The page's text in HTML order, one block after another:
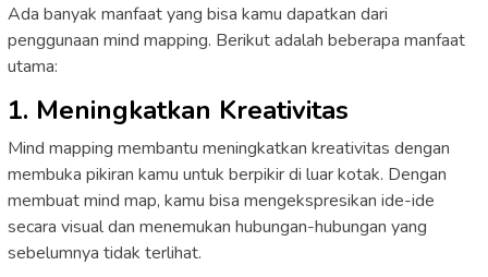
Ada banyak manfaat yang bisa kamu dapatkan dari
penggunaan mind mapping. Berikut adalah beberapa manfaat
utama:
1. Meningkatkan Kreativitas
Mind mapping membantu meningkatkan kreativitas dengan
membuka pikiran kamu untuk berpikir di luar kotak. Dengan
membuat mind map, kamu bisa mengekspresikan ide-ide
secara visual dan menemukan hubungan-hubungan yang
sebelumnya tidak terlihat.